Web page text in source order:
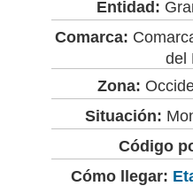
Entidad:
Comarca:
del
Zona:
Situación:
Código
Cómo llegar: